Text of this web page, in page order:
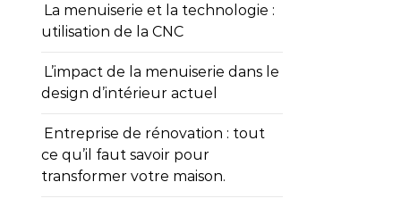
La menuiserie et la technologie :
utilisation de la CNC
L’impact de la menuiserie dans le
design d’intérieur actuel
Entreprise de rénovation : tout
ce qu’il faut savoir pour
transformer votre maison.